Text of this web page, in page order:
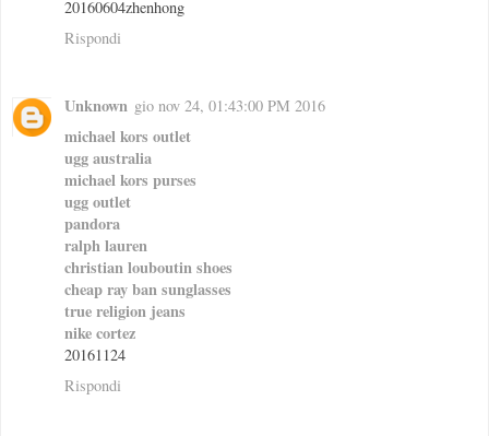
20160604zhenhong
Rispondi
Unknown gio nov 24, 01:43:00 PM 2016
michael kors outlet
ugg australia
michael kors purses
ugg outlet
pandora
ralph lauren
christian louboutin shoes
cheap ray ban sunglasses
true religion jeans
nike cortez
20161124
Rispondi